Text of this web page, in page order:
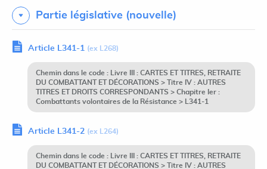
Partie législative (nouvelle)
Article L341-1 (ex L268)
Chemin dans le code : Livre III : CARTES ET TITRES, RETRAITE
DU COMBATTANT ET DÉCORATIONS > Titre IV : AUTRES
TITRES ET DROITS CORRESPONDANTS > Chapitre Ier :
Combattants volontaires de la Résistance > L341-1
Article L341-2 (ex L264)
Chemin dans le code : Livre III : CARTES ET TITRES, RETRAITE
DU COMBATTANT ET DÉCORATIONS > Titre IV : AUTRES